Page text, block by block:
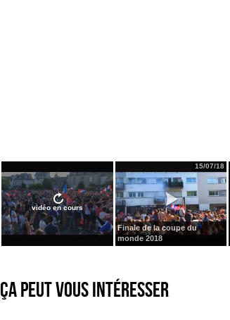
vidéo en cours
Finale de la coupe du
monde 2018
15/07/18
Ça peut vous intéresser